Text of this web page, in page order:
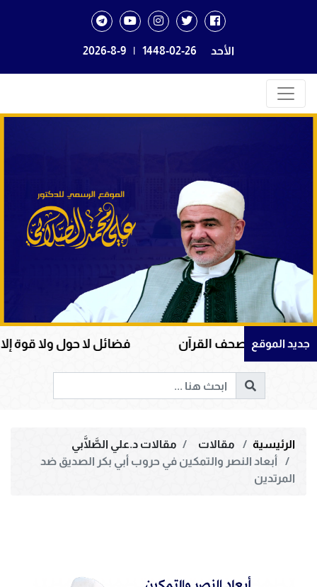
الأحد 1448-02-26
|
2026-8-9
جديد الموقع
القرآن فضائل لا حول ولا قوة إلا بالله
الرئيسية مقالات
مقالات د.علي الصَّلَّابي
أبعاد النصر والتمكين في حروب أبي بكر الصديق ضد
المرتدين